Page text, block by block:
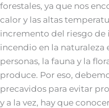
forestales, ya que nos
calor y las altas
incremento del riesgo de
incendio en la naturaleza
personas, la fauna y la
produce. Por eso,
precavidos para evitar
y a la vez, hay que